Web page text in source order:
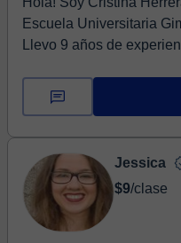
Escuela Universitaria
Llevo 9 años de
Jessica
$9/clase